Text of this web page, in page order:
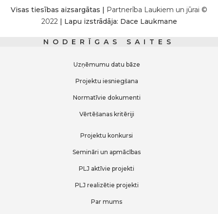
Visas tiesības aizsargātas | Partnerība Laukiem un jūrai ©
2022| Lapu izstrādāja: Dace Laukmane
NODERĪGAS SAITES
Uzņēmumu datu bāze
Projektu iesniegšana
Normatīvie dokumenti
Vērtēšanas kritēriji
Projektu konkursi
Semināri un apmācības
PLJ aktīvie projekti
PLJ realizētie projekti
Par mums